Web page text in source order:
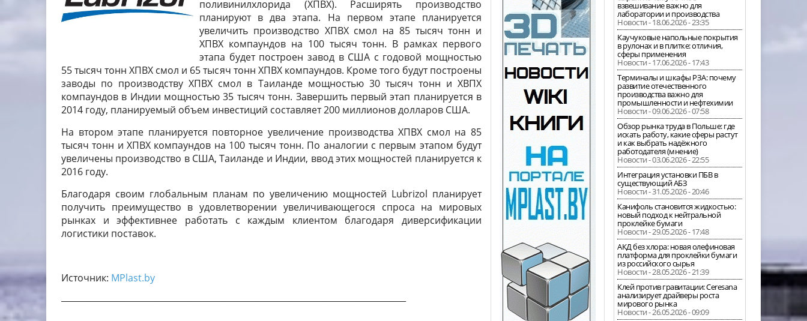
поливинилхлорида (ХПВХ). Расширять производство
планируют в два этапа. На первом этапе планируется
увеличить производство ХПВХ смол на 85 тысяч тонн и
ХПВХ компаундов на 100 тысяч тонн. В рамках первого
этапа будет построен завод в США с годовой мощностью
55 тысяч тонн ХПВХ смол и 65 тысяч тонн ХПВХ компаундов. Кроме того будут построены
заводы по производству ХПВХ смол в Таиланде мощностью 30 тысяч тонн и ХВПХ
компаундов в Индии мощностью 35 тысяч тонн. Завершить первый этап планируется в
2014 году, планируемый объем инвестиций составляет 200 миллионов долларов США.
На втором этапе планируется повторное увеличение производства ХПВХ смол на 85
тысяч тонн и ХПВХ компаундов на 100 тысяч тонн. По аналогии с первым этапом будут
увеличены производство в США, Таиланде и Индии, ввод этих мощностей планируется к
2016 году.
Благодаря своим глобальным планам по увеличению мощностей Lubrizol планирует
получить преимущество в удовлетворении увеличивающегося спроса на мировых
рынках и эффективнее работать с каждым клиентом благодаря диверсификации
логистики поставок.
Источник: MPlast.by
взвешивание важно для
лаборатории и производства
Новости - 18.06.2026 - 23:35
Каучуковые напольные покрытия
в рулонах и в плитке: отличия,
сферы применения
Новости - 17.06.2026 - 17:43
Терминалы и шкафы РЗА: почему
развитие отечественного
производства важно для
промышленности и нефтехимии
Новости - 09.06.2026 - 07:58
Обзор рынка труда в Польше: где
искать работу, какие сферы растут
и как выбрать надёжного
работодателя (мнение)
Новости - 03.06.2026 - 22:55
Интеграция установки ПБВ в
существующий АБЗ
Новости - 31.05.2026 - 20:46
Канифоль становится жидкостью:
новый подход к нейтральной
проклейке бумаги
Новости - 29.05.2026 - 17:48
АКД без хлора: новая олефиновая
платформа для проклейки бумаги
из российского сырья
Новости - 28.05.2026 - 21:39
Клей против гравитации: Ceresana
анализирует драйверы роста
мирового рынка
Новости - 26.05.2026 - 09:09